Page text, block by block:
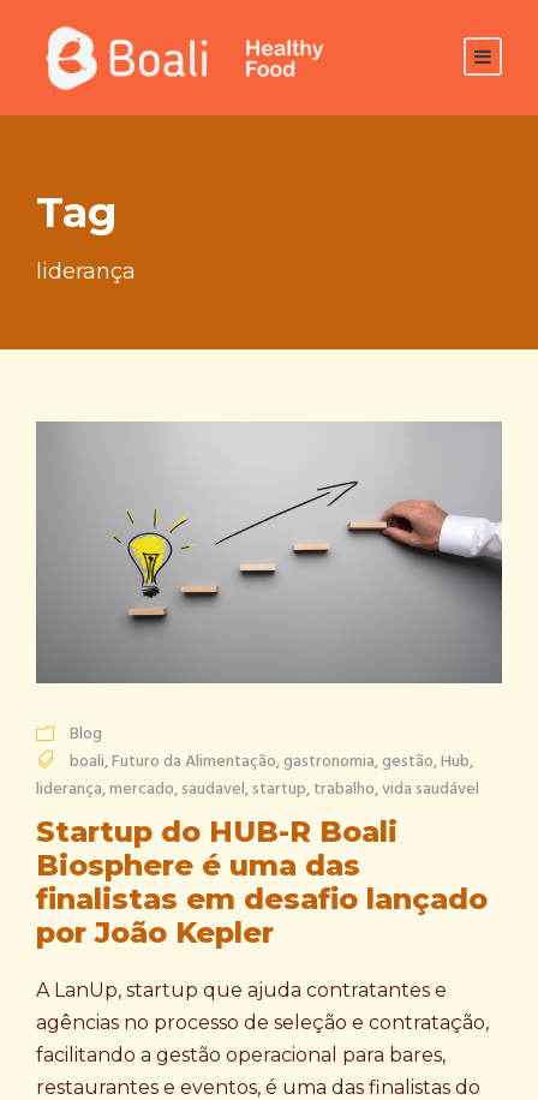
Tag
liderança
Blog
boali,Futuro da Alimentação,gastronomia,gestão,Hub,
liderança,mercado,saudavel,startup,trabalho,vida saudável
Startup do HUB-R Boali
Biosphere é uma das
finalistas em desafio lançado
por João Kepler
A LanUp, startup que ajuda contratantes e
agências no processo de seleção e contratação,
facilitando a gestão operacional para bares,
restaurantes e eventos, é uma das finalistas do